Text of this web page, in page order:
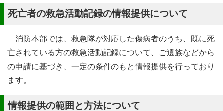
死亡者の救急活動記録の情報提供について
消防本部では、救急隊が対応した傷病者のうち、既に死
亡されている方の救急活動記録について、ご遺族などから
の申請に基づき、一定の条件のもと情報提供を行っており
ます。
情報提供の範囲と方法について